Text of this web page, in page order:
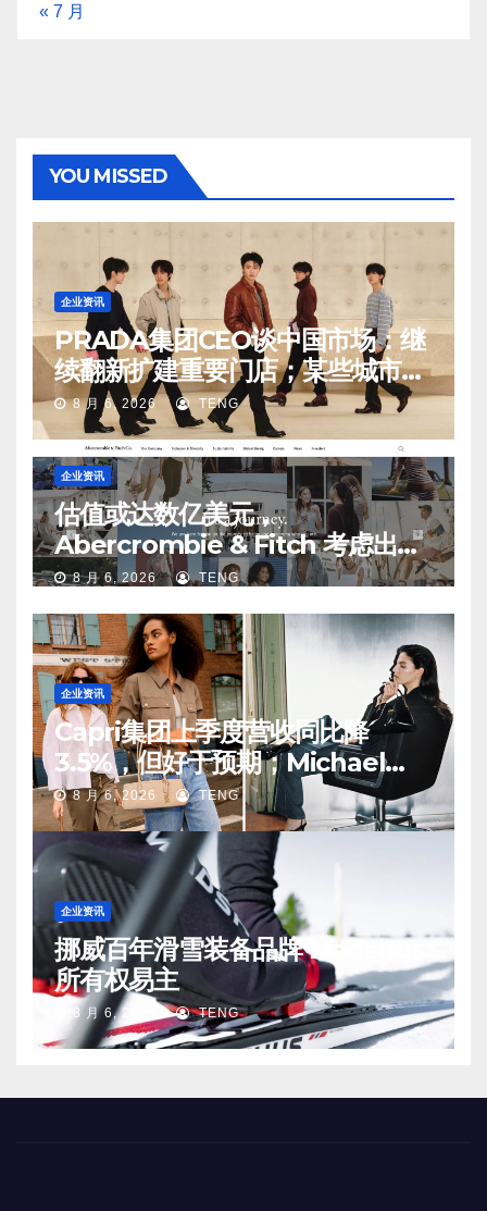
« 7 月
YOU MISSED
企业资讯
PRADA集团CEO谈中国市场：继
续翻新扩建重要门店；某些城市的
第二、第三店不再有价值
8 月 6, 2026 TENG
企业资讯
估值或达数亿美元，
Abercrombie & Fitch 考虑出售
中国业务部分股权
8 月 6, 2026 TENG
企业资讯
Capri集团上季度营收同比降
3.5%，但好于预期；Michael
Kors 在中国市场持续向好
8 月 6, 2026 TENG
企业资讯
挪威百年滑雪装备品牌 Madshus
所有权易主
8 月 6, 2026 TENG